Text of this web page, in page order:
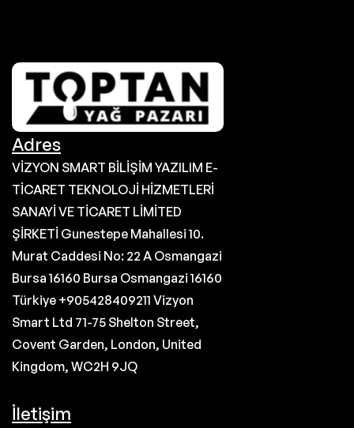
Adres
VİZYON SMART BİLİŞİM YAZILIM E-
TİCARET TEKNOLOJİ HİZMETLERİ
SANAYİ VE TİCARET LİMİTED
ŞİRKETİ Gunestepe Mahallesi 10.
Murat Caddesi No: 22 A Osmangazi
Bursa 16160 Bursa Osmangazi 16160
Türkiye +905428409211 Vizyon
Smart Ltd 71-75 Shelton Street,
Covent Garden, London, United
Kingdom, WC2H 9JQ
İletişim